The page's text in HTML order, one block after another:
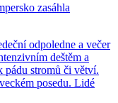
zasáhla
odpoledne a večer
deštěm a
pádu stromů či větví.
posedu. Lidé